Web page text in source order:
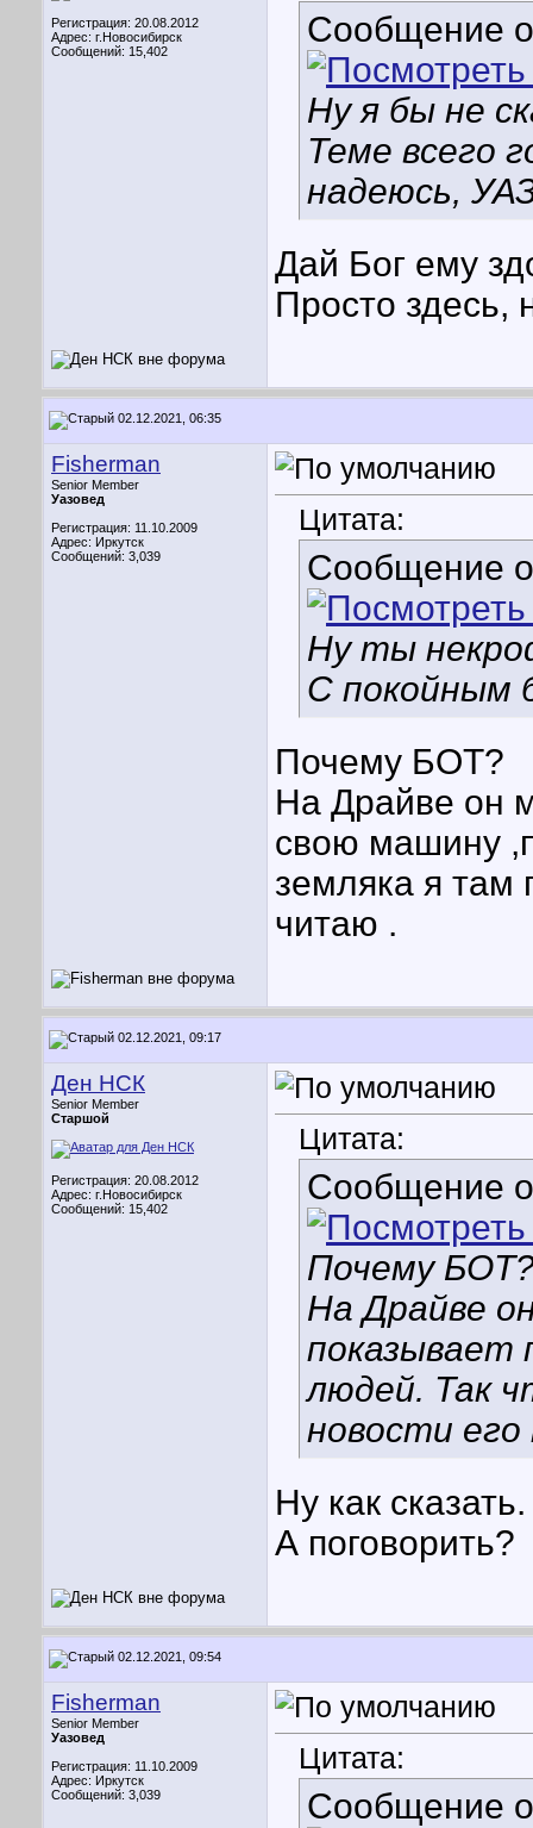
Регистрация: 20.08.2012
Адрес: г.Новосибирск
Сообщений: 15,402
Сообщение
Ну я бы не
Теме всего
надеюсь,
Дай Бог ему
Просто здесь,
02.12.2021, 06:35
Fisherman
Senior Member
Уазовед
Регистрация: 11.10.2009
Адрес: Иркутск
Сообщений: 3,039
Цитата:
Сообщение
Ну ты
С покойным
Почему БОТ?
На Драйве он
свою машину
земляка я там
читаю .
02.12.2021, 09:17
Ден НСК
Senior Member
Старшой
Регистрация: 20.08.2012
Адрес: г.Новосибирск
Сообщений: 15,402
Цитата:
Сообщение
Почему
На Драйве
показывает
людей. Так
новости
Ну как
А поговорить?
02.12.2021, 09:54
Fisherman
Senior Member
Уазовед
Регистрация: 11.10.2009
Адрес: Иркутск
Сообщений: 3,039
Цитата:
Сообщение